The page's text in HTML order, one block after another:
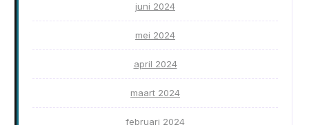
juni 2024
mei 2024
april 2024
maart 2024
februari 2024